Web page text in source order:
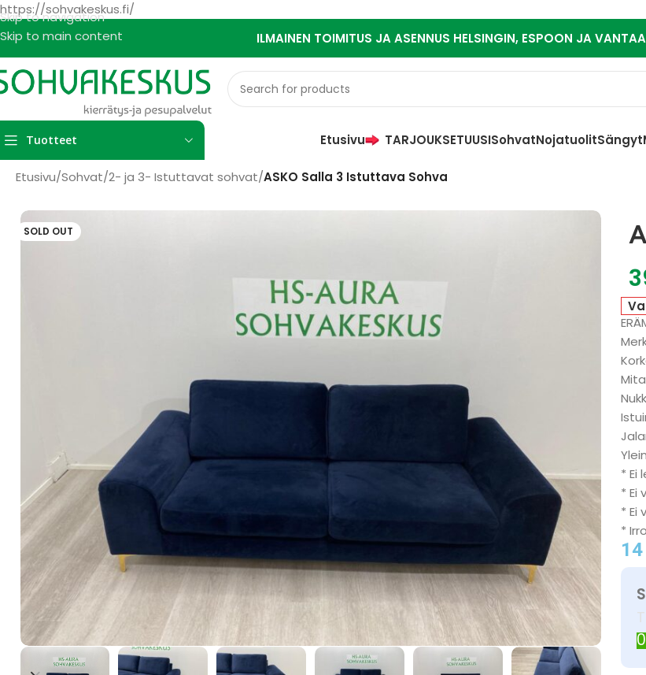
https://sohvakeskus.fi/
Skip to navigation
Skip to main content
ILMAINEN TOIMITUS JA ASENNUS HELSINGIN, ESPOON JA
Tuotteet Etusivu TARJOUKSETUUSISohvatNojatuolitSängyt
Etusivu/Sohvat/2- ja 3- Istuttavat sohvat/ASKO Salla 3 Istuttava Sohva
SOLD OUT
* Ei
* Ei
* Ei
*